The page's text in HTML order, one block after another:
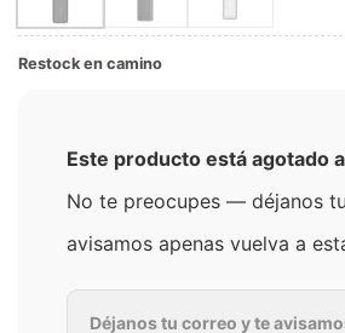
Restock en camino
Este producto está agotado
No te preocupes — déjanos
avisamos apenas vuelva a